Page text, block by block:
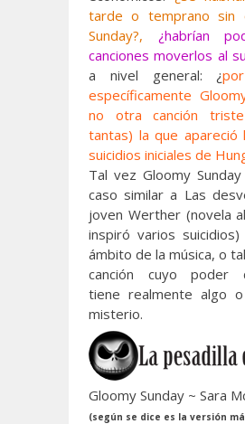
tarde o temprano sin
Sunday?,
¿habrían
canciones moverlos al
a nivel general: ¿
específicamente
no otra canción triste
tantas) la que apareció
suicidios iniciales de
Tal vez Gloomy
caso similar a Las
joven Werther (novela
inspiró varios
ámbito de la música, o
canción cuyo poder
tiene realmente algo
misterio.
Gloomy Sunday ~ Sara
(según se dice es la versión